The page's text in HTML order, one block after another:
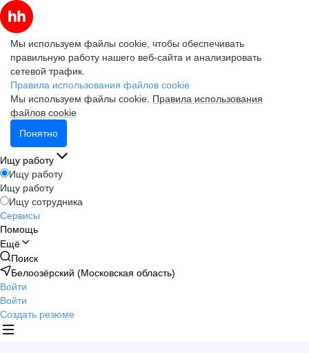
Мы используем файлы cookie, чтобы обеспечивать
правильную работу нашего веб-сайта и анализировать
сетевой трафик.
Правила использования файлов cookie
Мы используем файлы cookie. Правила использования
файлов cookie
Понятно
Ищу работу
Ищу работу
Ищу работу
Ищу сотрудника
Сервисы
Помощь
Ещё
Поиск
Белоозёрский (Московская область)
Войти
Войти
Создать резюме